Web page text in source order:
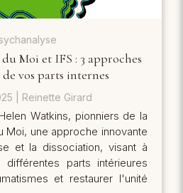
Moi et IFS : 3 approches
vos parts internes
Reinette Girard
Watkins, pionniers de la
Moi, une approche innovante
et la dissociation, visant à
parts intérieures
et restaurer l'unité